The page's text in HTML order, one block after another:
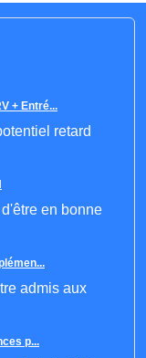
+ Entré...
retard
en bonne
admis aux
p...